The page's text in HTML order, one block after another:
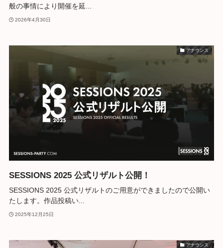
般の事情により開催を延...
2026年4月30日
アナウンス
SESSIONS 2025 公式リザルト公開！
SESSIONS 2025 公式リザルトのご用意ができましたので公開い
たします。作品投稿い...
2025年12月25日
アナウンス